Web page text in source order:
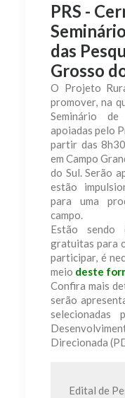
PRS -
das
Grosso
O Projeto
promover, na
Seminário de
apoiadas pelo
partir das
em Campo
do Sul. Serão
estão
para uma
campo.
Estão sendo
gratuitas para
participar, é
meio deste
Confira mais
serão
Direcionada
Edital de